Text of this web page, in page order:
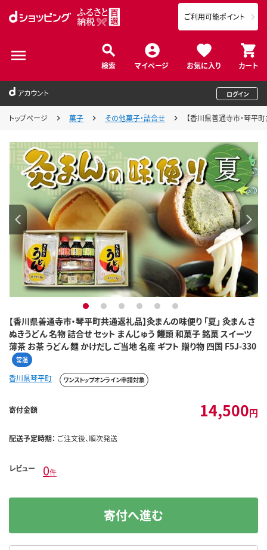
検索 マイページ お気に入り カート
ご利用可能ポイント
アカウント ログイン
トップページ 菓子 その他菓子・詰合せ 【香川県善通寺市・琴平
【香川県善通寺市・琴平町共通返礼品】灸まんの味便り 「夏」 灸まん さ
ぬきうどん 名物 詰合せ セット まんじゅう 饅頭 和菓子 銘菓 スイーツ
薄茶 お茶 うどん 麺 かけだし ご当地 名産 ギフト 贈り物 四国 F5J-330
常温
1 2 3 4 5 6
香川県琴平町 ワンストップオンライン申請対象
寄付金額 14,500円
配送予定時期： ご注文後、順次発送
レビュー 0件
寄付へ進む